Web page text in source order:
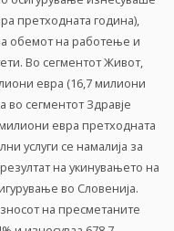
претходната година),
обемот на работење и
Во сегментот Живот,
евра (16,7 милиони
во сегментот Здравје
евра претходната
услуги се намалија за
на укинувањето на
во Словенија.
на пресметаните